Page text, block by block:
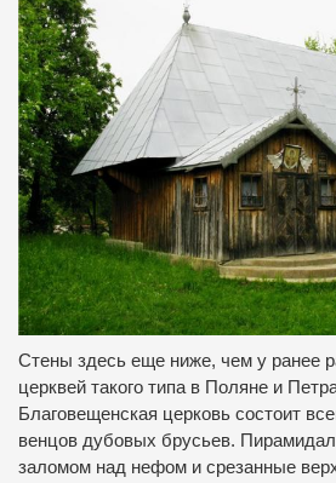
Стены здесь еще ниже, чем у ранее
церквей такого типа в Поляне и
Благовещенская церковь состоит
венцов дубовых брусьев.
заломом над нефом и срезанные